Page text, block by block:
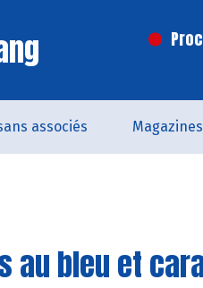
associés Magazines
au bleu et